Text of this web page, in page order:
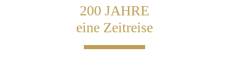
200 JAHRE
eine Zeitreise